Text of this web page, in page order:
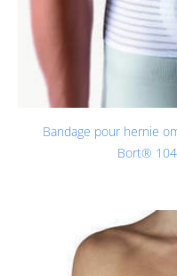
Bandage pour hernie
Bort®